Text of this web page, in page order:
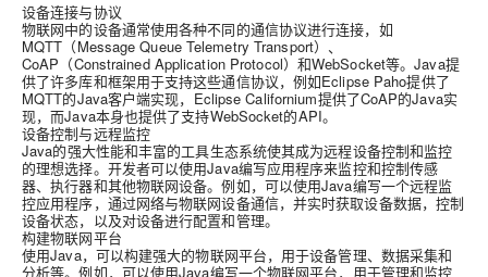
设备连接与协议
物联网中的设备通常使用各种不同的通信协议进行连接，如
MQTT（Message Queue Telemetry Transport）、
CoAP（Constrained Application Protocol）和WebSocket等。Java提
供了许多库和框架用于支持这些通信协议，例如Eclipse Paho提供了
MQTT的Java客户端实现，Eclipse Californium提供了CoAP的Java实
现，而Java本身也提供了支持WebSocket的API。
设备控制与远程监控
Java的强大性能和丰富的工具生态系统使其成为远程设备控制和监控
的理想选择。开发者可以使用Java编写应用程序来监控和控制传感
器、执行器和其他物联网设备。例如，可以使用Java编写一个远程监
控应用程序，通过网络与物联网设备通信，并实时获取设备数据，控制
设备状态，以及对设备进行配置和管理。
构建物联网平台
使用Java，可以构建强大的物联网平台，用于设备管理、数据采集和
分析等。例如，可以使用Java编写一个物联网平台，用于管理和监控